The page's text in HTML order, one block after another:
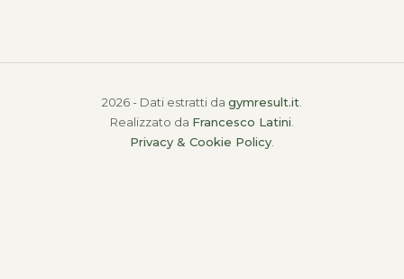
2026 - Dati estratti da gymresult.it
Realizzato da Francesco Latini
Privacy & Cookie Policy